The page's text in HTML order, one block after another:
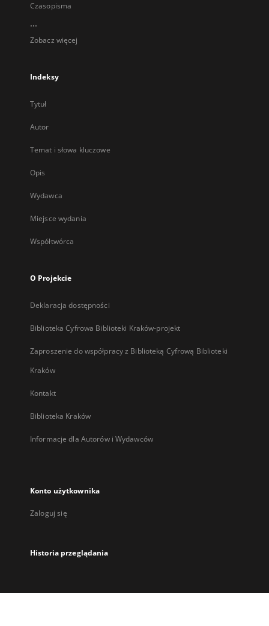
Czasopisma
...
Zobacz więcej
Indeksy
Tytuł
Autor
Temat i słowa kluczowe
Opis
Wydawca
Miejsce wydania
Współtwórca
O Projekcie
Deklaracja dostępności
Biblioteka Cyfrowa Biblioteki Kraków-projekt
Zaproszenie do współpracy z Biblioteką Cyfrową Biblioteki
Kraków
Kontakt
Biblioteka Kraków
Informacje dla Autorów i Wydawców
Konto użytkownika
Zaloguj się
Historia przeglądania